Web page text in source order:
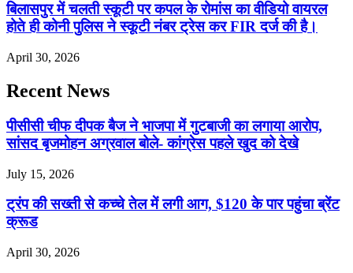
बिलासपुर में चलती स्कूटी पर कपल के रोमांस का वीडियो वायरल
होते ही कोनी पुलिस ने स्कूटी नंबर ट्रेस कर FIR दर्ज की है।
April 30, 2026
Recent News
पीसीसी चीफ दीपक बैज ने भाजपा में गुटबाजी का लगाया आरोप,
सांसद बृजमोहन अग्रवाल बोले- कांग्रेस पहले खुद को देखे
July 15, 2026
ट्रंप की सख्ती से कच्चे तेल में लगी आग, $120 के पार पहुंचा ब्रेंट
क्रूड
April 30, 2026